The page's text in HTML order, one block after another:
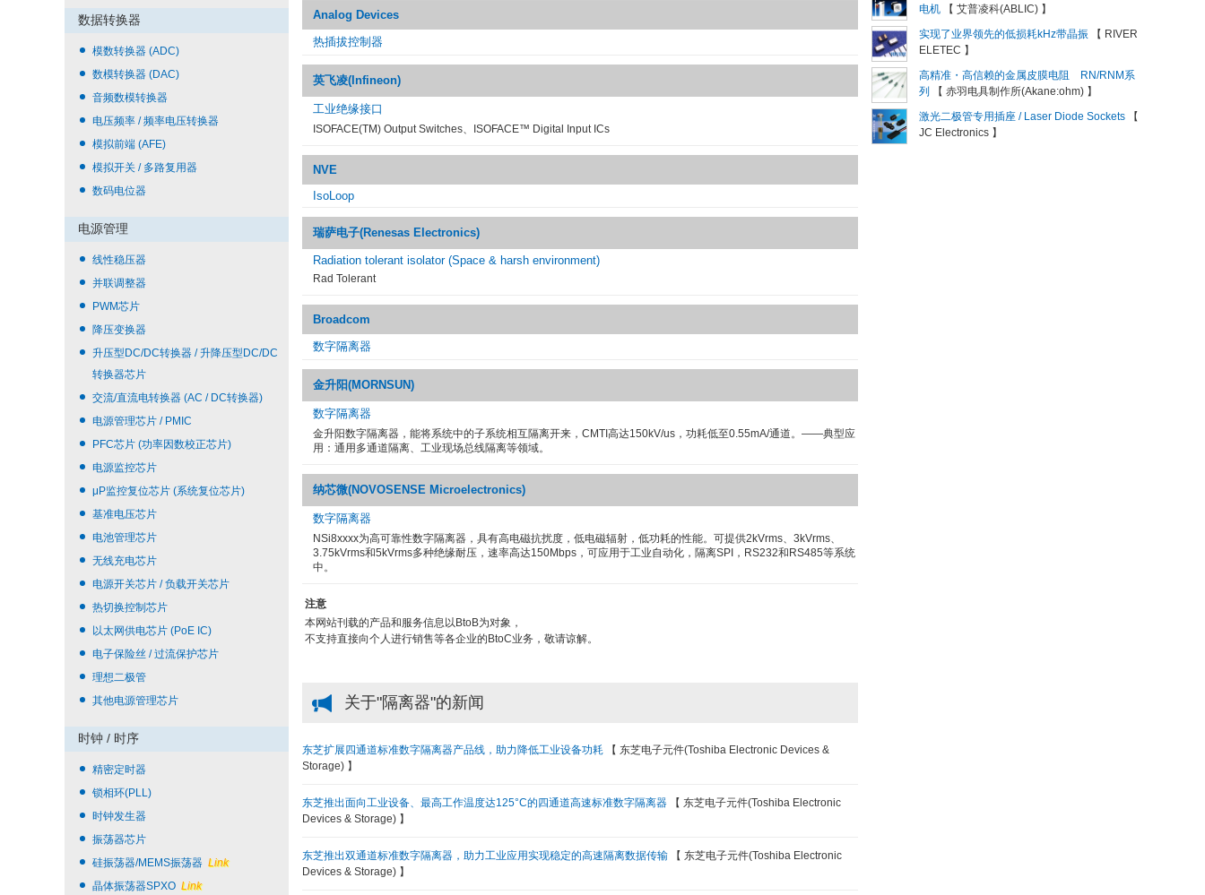
数据转换器
模数转换器 (ADC)
数模转换器 (DAC)
音频数模转换器
电压频率 / 频率电压转换器
模拟前端 (AFE)
模拟开关 / 多路复用器
数码电位器
电源管理
线性稳压器
并联调整器
PWM芯片
降压变换器
升压型DC/DC转换器 / 升降压型DC/DC
转换器芯片
交流/直流电转换器 (AC / DC转换器)
电源管理芯片 / PMIC
PFC芯片 (功率因数校正芯片)
电源监控芯片
μP监控复位芯片 (系统复位芯片)
基准电压芯片
电池管理芯片
无线充电芯片
电源开关芯片 / 负载开关芯片
热切换控制芯片
以太网供电芯片 (PoE IC)
电子保险丝 / 过流保护芯片
理想二极管
其他电源管理芯片
时钟 / 时序
精密定时器
锁相环(PLL)
时钟发生器
振荡器芯片
硅振荡器/MEMS振荡器 Link
晶体振荡器SPXO Link
Analog Devices
热插拔控制器
英飞凌(Infineon)
工业绝缘接口
ISOFACE(TM) Output Switches、ISOFACE™ Digital Input ICs
NVE
IsoLoop
瑞萨电子(Renesas Electronics)
Radiation tolerant isolator (Space & harsh environment)
Rad Tolerant
Broadcom
数字隔离器
金升阳(MORNSUN)
数字隔离器
金升阳数字隔离器，能将系统中的子系统相互隔离开来，CMTI高达150kV/us，功耗低至0.55mA/通道。——典型应
用：通用多通道隔离、工业现场总线隔离等领域。
纳芯微(NOVOSENSE Microelectronics)
数字隔离器
NSi8xxxx为高可靠性数字隔离器，具有高电磁抗扰度，低电磁辐射，低功耗的性能。可提供2kVrms、3kVrms、
3.75kVrms和5kVrms多种绝缘耐压，速率高达150Mbps，可应用于工业自动化，隔离SPI，RS232和RS485等系统
中。
注意
本网站刊载的产品和服务信息以BtoB为对象，
不支持直接向个人进行销售等各企业的BtoC业务，敬请谅解。
关于"隔离器"的新闻
东芝扩展四通道标准数字隔离器产品线，助力降低工业设备功耗
【 东芝电子元件(Toshiba Electronic Devices &
Storage) 】
东芝推出面向工业设备、最高工作温度达125°C的四通道高速标准数字隔离器
【 东芝电子元件(Toshiba Electronic
Devices & Storage) 】
东芝推出双通道标准数字隔离器，助力工业应用实现稳定的高速隔离数据传输
【 东芝电子元件(Toshiba Electronic
Devices & Storage) 】
电机
【 艾普凌科(ABLIC) 】
实现了业界领先的低损耗kHz带晶振
【 RIVER
ELETEC 】
高精准・高信赖的金属皮膜电阻 RN/RNM系
列
【 赤羽电具制作所(Akane:ohm) 】
激光二极管专用插座 / Laser Diode Sockets
【
JC Electronics 】